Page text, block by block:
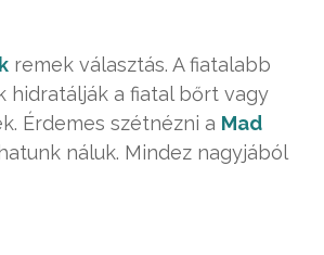
remek választás. A fiatalabb
hidratálják a fiatal bőrt vagy
Érdemes szétnézni a Mad
náluk. Mindez nagyjából